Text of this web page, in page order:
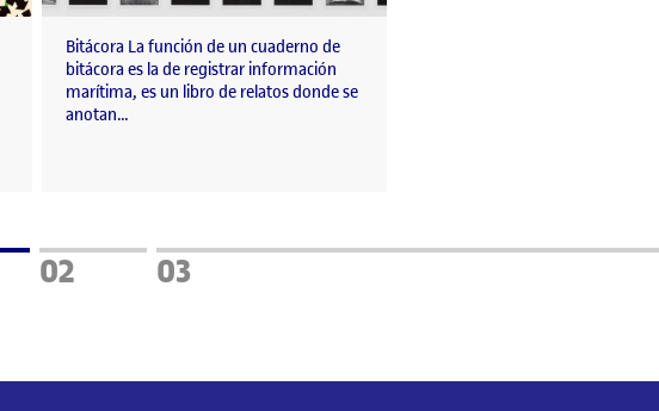
Bitácora La función de un cuaderno de
bitácora es la de registrar información
marítima, es un libro de relatos donde se
anotan…
Página
02 Página
03